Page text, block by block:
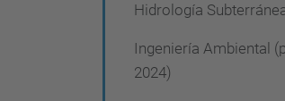
Hidrología
Ingeniería Ambiental
2024)